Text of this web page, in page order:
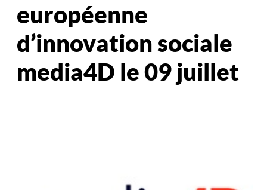
européenne
d’innovation sociale
media4D le 09 juillet